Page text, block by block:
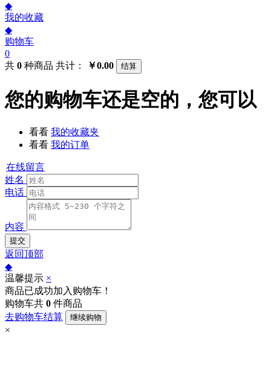
◆
我的收藏
◆
购物车
0
共 0 种商品 共计： ￥0.00 结算
您的购物车还是空的，您可以
看看 我的收藏夹
看看 我的订单
在线留言
姓名
电话
内容
提交
返回顶部
◆
温馨提示 ×
商品已成功加入购物车！
购物车共 0 件商品
去购物车结算
继续购物
×